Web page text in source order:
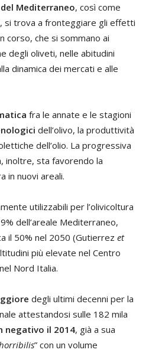
Mediterraneo, così come
si trova a fronteggiare gli effetti
corso, che si sommano ai
degli oliveti, nelle abitudini
dinamica dei mercati e alle
fra le annate e le stagioni
dell’olivo, la produttività
dell’olio. La progressiva
inoltre, sta favorendo la
in nuovi areali.
utilizzabili per l’olivicoltura
dell’areale Mediterraneo,
il 50% nel 2050 (Gutierrez et
più elevate nel Centro
Nord Italia.
degli ultimi decenni per la
attestandosi sulle 182 mila
negativo il 2014, già a sua
” con un volume